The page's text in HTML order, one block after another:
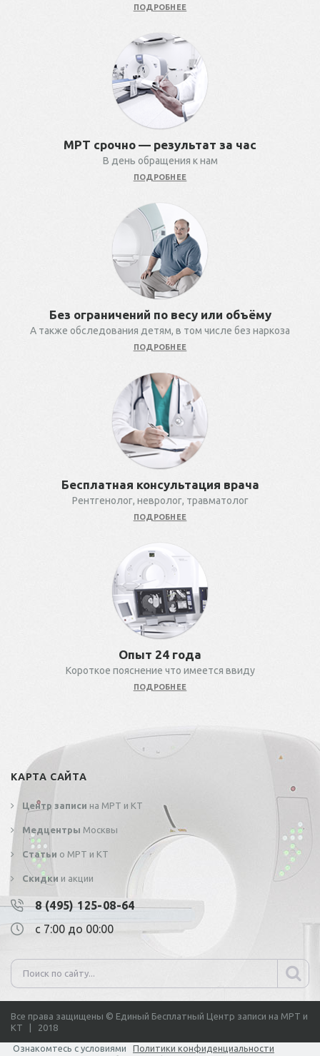
ПОДРОБНЕЕ
МРТ срочно — результат за час
В день обращения к нам
ПОДРОБНЕЕ
Без ограничений по весу или объёму
А также обследования детям, в том числе без наркоза
ПОДРОБНЕЕ
Бесплатная консультация врача
Рентгенолог, невролог, травматолог
ПОДРОБНЕЕ
Опыт 24 года
Короткое пояснение что имеется ввиду
ПОДРОБНЕЕ
КАРТА САЙТА
Центр записи на МРТ и КТ
Медцентры Москвы
Статьи о МРТ и КТ
Скидки и акции
8 (495) 125-08-64
с 7:00 до 00:00
Все права защищены © Единый Бесплатный Центр записи на МРТ и
КТ | 2018
Ознакомтесь с условиями
Политики конфиденциальности